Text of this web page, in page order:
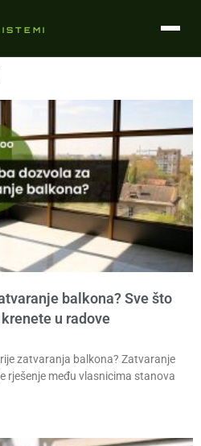
balkona? Sve što
u radove
zatvaranja balkona? Zatvaranje
rješenje među vlasnicima stanova